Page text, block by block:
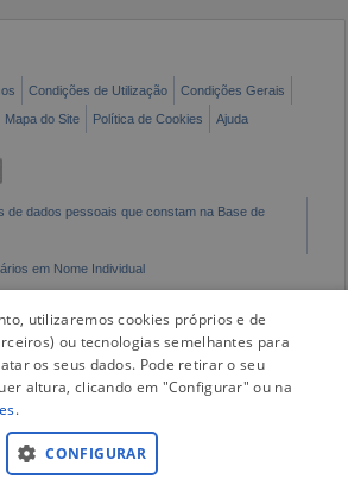
Condições de Utilização
Condições Gerais
Mapa do Site Política de Cookies Ajuda
de dados pessoais que constam na Base de
em Nome Individual
utilizaremos cookies próprios e de
ou tecnologias semelhantes para
os seus dados. Pode retirar o seu
altura, clicando em "Configurar" ou na
.
CONFIGURAR